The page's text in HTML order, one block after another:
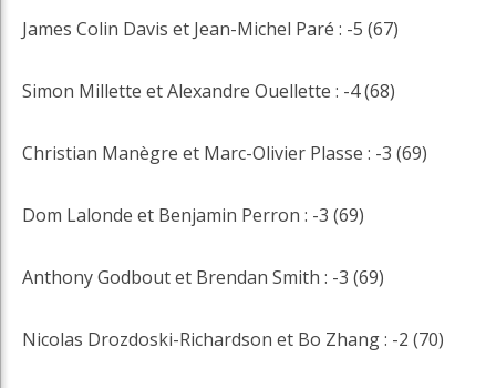
James Colin Davis et Jean-Michel Paré : -5 (67)
Simon Millette et Alexandre Ouellette : -4 (68)
Christian Manègre et Marc-Olivier Plasse : -3 (69)
Dom Lalonde et Benjamin Perron : -3 (69)
Anthony Godbout et Brendan Smith : -3 (69)
Nicolas Drozdoski-Richardson et Bo Zhang : -2 (70)